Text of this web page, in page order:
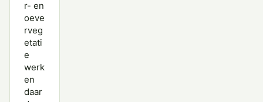
r- en
oeve
rveg
etati
e
werk
en
daar